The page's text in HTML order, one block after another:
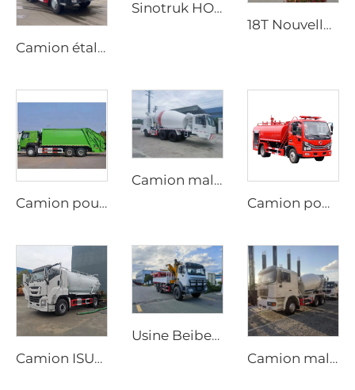
Camion étaleur de gravier synchronisé HOWO neuf, transmission manuelle, moteur diesel, prix du fabricant
Sinotruk HOWO 6X4 Nouveau Bon Marché Véhicule de Lutte contre les Incendies à Mousse Haute Pression Haute Qualité
18T Nouvelle Énergie Haute Performance Balayeuse Électrique Durable Camion Balayeuse Électrique pour Lavage et Balayage
Camion poubelle compacteur HOWO 6*4 20cbm avec système hydraulique PLC, chargement arrière, véhicule de gestion des déchets
Camion malaxeur de ciment mobile au diesel personnalisé, conduite bidirectionnelle, options manuelle ou automatique dédiées à la production de tunnels
Camion pompe Dongfeng 4x2 Dorica diesel neuf, aérien pompeur, réservoir d'eau de 4000L, machine d'arrosage, système d'incendie
Camion ISUZU GIGA 4x2 diesel neuf, transmission manuelle, pompe à vide aspiratrice d'eaux usées, 12000 litres, camion de vidange de fosse septique
Usine Beiben Fourniture de transport spécial Tout-terrain 4X4 6x6 Camion-grue à flèche rigide pliante
Camion malaxeur mobile Shacman neuf, tambour malaxeur de 8m3 à 10m3, prix du camion malaxeur pour béton